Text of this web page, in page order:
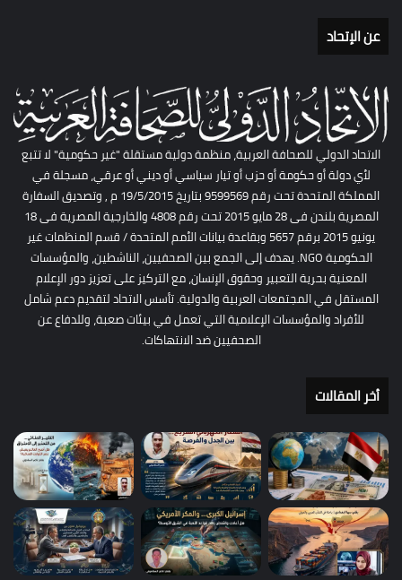
عن الإتحاد
الاتحاد الدولي للصحافة العربية، منظمة دولية مستقلة "غير حكومية" لا تتبع
لأي دولة أو حكومة أو حزب أو تيار سياسي أو ديني أو عرقي، مسجلة في
المملكة المتحدة تحت رقم 9599569 بتاريخ 19/5/2015 م , وتصديق السفارة
المصرية بلندن فى 28 مايو 2015 تحت رقم 4808 والخارجية المصرية فى 18
يونيو 2015 برقم 5657 وبقاعدة بيانات الأمم المتحدة / قسم المنظمات غير
الحكومية NGO. يهدف إلى الجمع بين الصحفيين، الناشطين، والمؤسسات
المعنية بحرية التعبير وحقوق الإنسان، مع التركيز على تعزيز دور الإعلام
المستقل في المجتمعات العربية والدولية. تأسس الاتحاد لتقديم دعم شامل
للأفراد والمؤسسات الإعلامية التي تعمل في بيئات صعبة، وللدفاع عن
الصحفيين ضد الانتهاكات.
أخر المقالات